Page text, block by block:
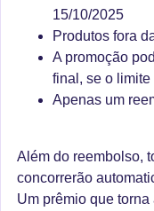
15/10/2025
Produtos fora
A promoção
final, se o
Apenas um
Além do reembolso,
concorrerão
Um prêmio que